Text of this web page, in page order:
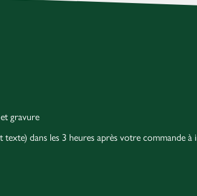
gravure
dans les 3 heures après votre commande